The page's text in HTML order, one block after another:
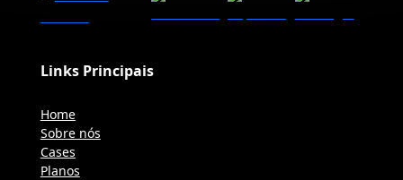
Links Principais
Home
Sobre nós
Cases
Planos